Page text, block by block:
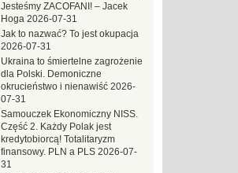
Jesteśmy ZACOFANI! – Jacek
Hoga 2026-07-31
Jak to nazwać? To jest okupacja
2026-07-31
Ukraina to śmiertelne zagrożenie
dla Polski. Demoniczne
okrucieństwo i nienawiść 2026-
07-31
Samouczek Ekonomiczny NISS.
Część 2. Każdy Polak jest
kredytobiorcą! Totalitaryzm
finansowy. PLN a PLS 2026-07-
31